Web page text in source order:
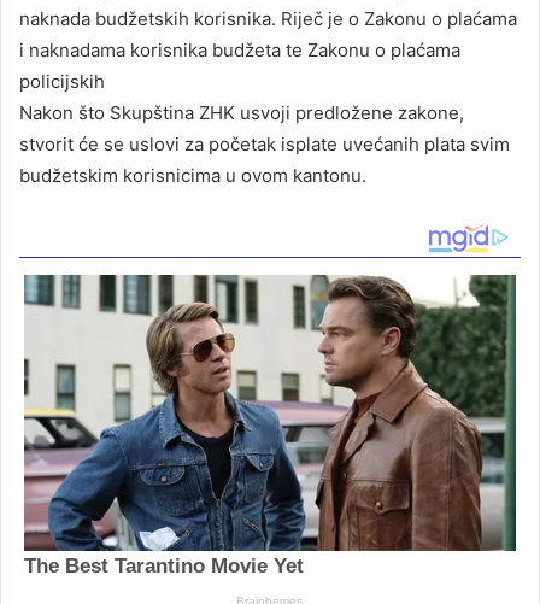
naknada budžetskih korisnika. Riječ je o Zakonu o plaćama
i naknadama korisnika budžeta te Zakonu o plaćama
policijskih
Nakon što Skupština ZHK usvoji predložene zakone,
stvorit će se uslovi za početak isplate uvećanih plata svim
budžetskim korisnicima u ovom kantonu.